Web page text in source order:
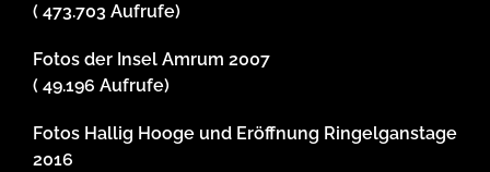
( 473.703 Aufrufe)
Fotos der Insel Amrum 2007
( 49.196 Aufrufe)
Fotos Hallig Hooge und Eröffnung Ringelganstage
2016